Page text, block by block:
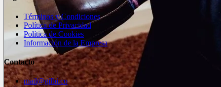
Términos y Condiciones
Política de Privacidad
Política de Cookies
Información de la Empresa
Contacto
mail@gilbi.co